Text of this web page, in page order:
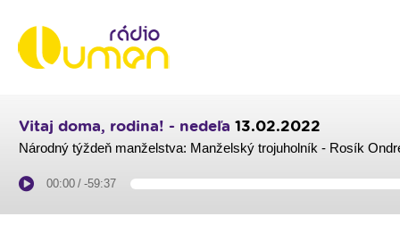
Vitaj doma, rodina! - nedeľa 13.02.2022
Národný týždeň manželstva: Manželský trojuholník - Rosík
00:00 / -59:37